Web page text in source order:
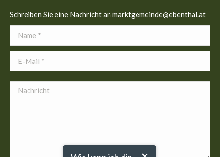
Schreiben Sie eine Nachricht an marktgemeinde@ebenthal.at
Name *
E-Mail *
Nachricht